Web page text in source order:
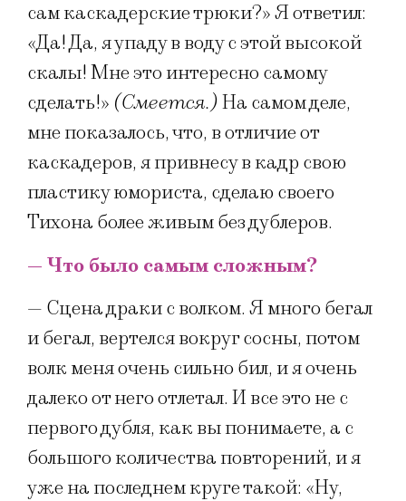
сам каскадерские трюки?» Я ответил:
«Да! Да, я упаду в воду с этой высокой
скалы! Мне это интересно самому
сделать!» (Смеется.)На самом деле,
мне показалось, что, в отличие от
каскадеров, я привнесу в кадр свою
пластику юмориста, сделаю своего
Тихона более живым без дублеров.
— Что было самым сложным?
— Сцена драки с волком. Я много бегал
и бегал, вертелся вокруг сосны, потом
волк меня очень сильно бил, и я очень
далеко от него отлетал. И все это не с
первого дубля, как вы понимаете, а с
большого количества повторений, и я
уже на последнем круге такой: «Ну,